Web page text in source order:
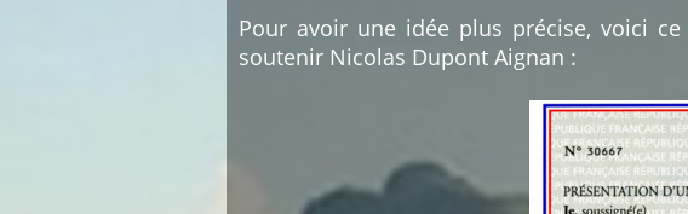
Pour avoir une idée plus précise, voici
soutenir Nicolas Dupont Aignan :